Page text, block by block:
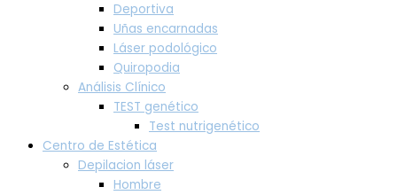
Deportiva
Uñas encarnadas
Láser podológico
Quiropodia
Análisis Clínico
TEST genético
Test nutrigenético
Centro de Estética
Depilacion láser
Hombre